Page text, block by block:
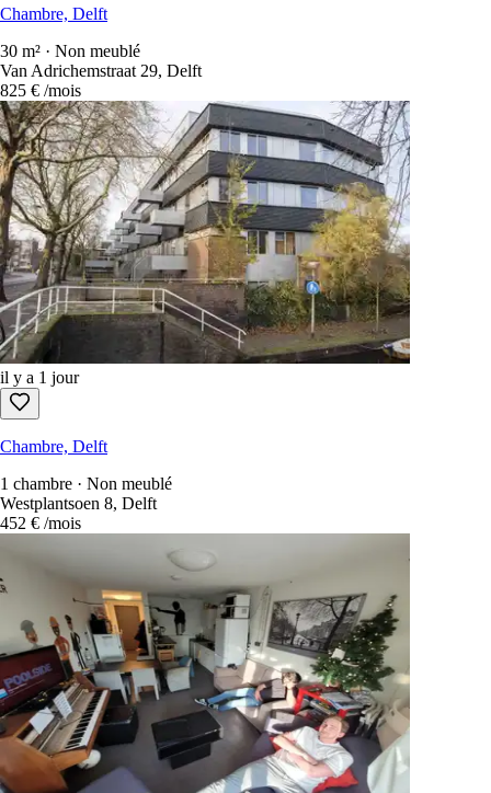
Chambre, Delft
30 m² · Non meublé
Van Adrichemstraat 29, Delft
825 € /mois
il y a 1 jour
Chambre, Delft
1 chambre · Non meublé
Westplantsoen 8, Delft
452 € /mois